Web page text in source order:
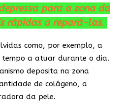
para a zona da
rápidas a repará-las.
como, por exemplo, a
tempo a atuar durante o dia.
deposita na zona
de colágeno, a
da pele.